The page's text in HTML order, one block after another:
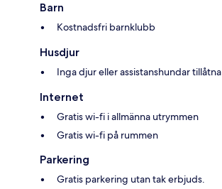
Barn
Kostnadsfri barnklubb
Husdjur
Inga djur eller assistanshundar tillåtna
Internet
Gratis wi-fi i allmänna utrymmen
Gratis wi-fi på rummen
Parkering
Gratis parkering utan tak erbjuds.